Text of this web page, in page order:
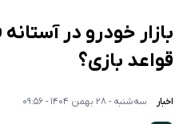
بازار خودرو در
قواعد بازی؟
اخبار سه‌شنبه - 28 بهمن 1404 - 09:56